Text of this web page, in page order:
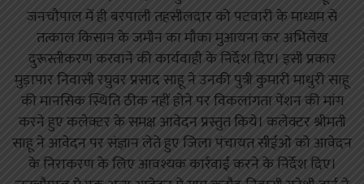
जनचौपाल में ही बरपाली तहसीलदार को पटवारी के माध्यम से
तत्काल किसान के जमीन का मौका मुआयना कर अभिलेख
दुरूस्तीकरण करवाने की कार्यवाही के निर्देश दिए। इसी प्रकार
मुड़ापार निवासी रघुवर प्रसाद साहू ने उनकी पुत्री कुमारी माधुरी साहू
की मानसिक स्थिति ठीक नहीं होने पर विकलांगता पेंशन की मांग
करने हुए कलेक्टर के समक्ष आवेदन प्रस्तुत किये। कलेक्टर श्रीमती
साहू ने आवेदन पर संज्ञान लेते हुए जिला पंचायत सीईओ को आवेदन
के निराकरण के लिए आवश्यक कार्रवाई करने के निर्देश दिए।